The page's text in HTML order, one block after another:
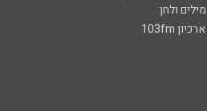
מילים ולחן
ארכיון 103fm